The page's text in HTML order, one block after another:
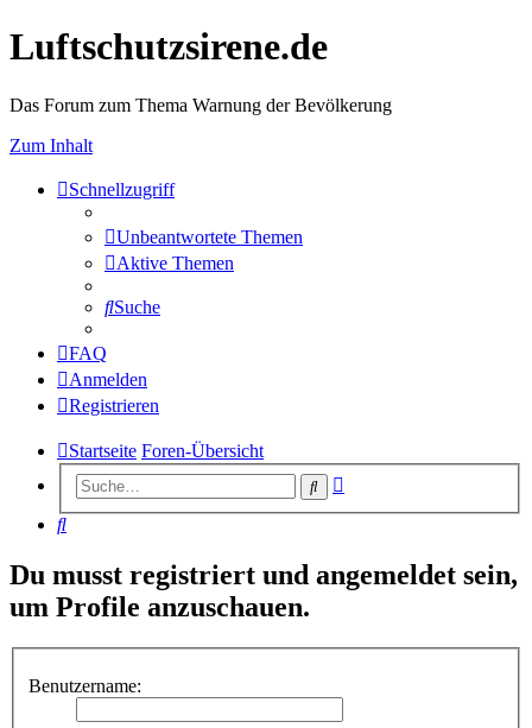
Luftschutzsirene.de
Das Forum zum Thema Warnung der Bevölkerung
Zum Inhalt
Schnellzugriff
Unbeantwortete Themen
Aktive Themen
Suche
FAQ
Anmelden
Registrieren
Startseite Foren-Übersicht
Suche
Suche
Du musst registriert und angemeldet sein,
um Profile anzuschauen.
Benutzername: